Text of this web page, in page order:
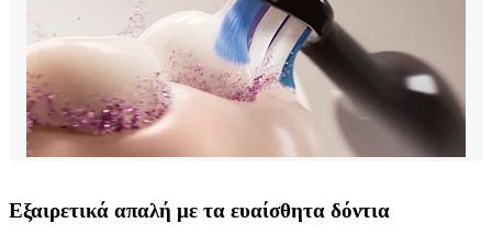
Εξαιρετικά απαλή με τα ευαίσθητα δόντια